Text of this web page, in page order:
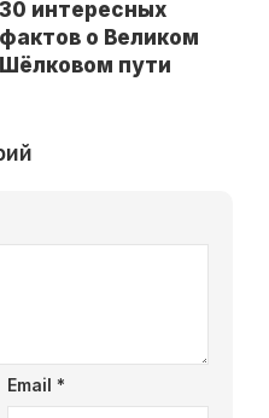
30 интересных
фактов о Великом
Шёлковом пути
Email *